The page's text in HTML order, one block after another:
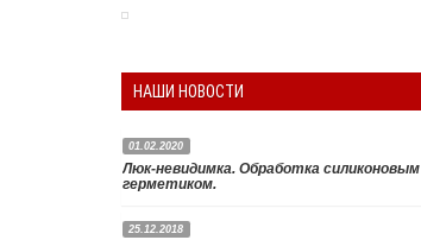
НАШИ НОВОСТИ
01.02.2020
Люк-невидимка. Обработка силиконовым
герметиком.
Чтобы люк невидимка под плитку
25.12.2018